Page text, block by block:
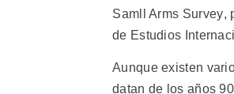
Samll Arms
de Estudios
Aunque existen
datan de los años